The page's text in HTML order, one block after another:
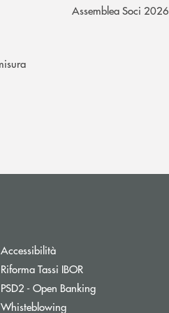
Assemblea Soci 2026
Accessibilità
Riforma Tassi IBOR
PSD2 - Open Banking
Whisteblowing